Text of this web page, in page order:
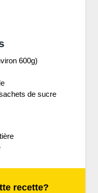
600g)
de sucre
recette?